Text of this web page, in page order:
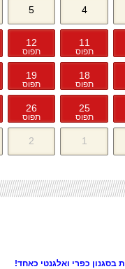
4
5
11
תפוס
12
תפוס
18
תפוס
19
תפוס
25
תפוס
26
תפוס
1
2
כפרי ואלגנטי כאחד!